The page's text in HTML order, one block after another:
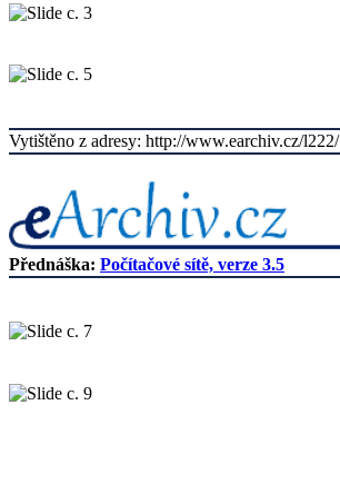
Vytištěno z adresy: http://www.earchiv.cz/l222/
Přednáška: Počítačové sítě, verze 3.5